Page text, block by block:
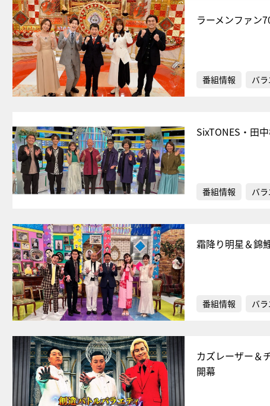
ラーメンファン
番組情報 バラ
SixTONES・田
番組情報 バラ
霜降り明星＆錦
番組情報 バラ
カズレーザー＆
開幕